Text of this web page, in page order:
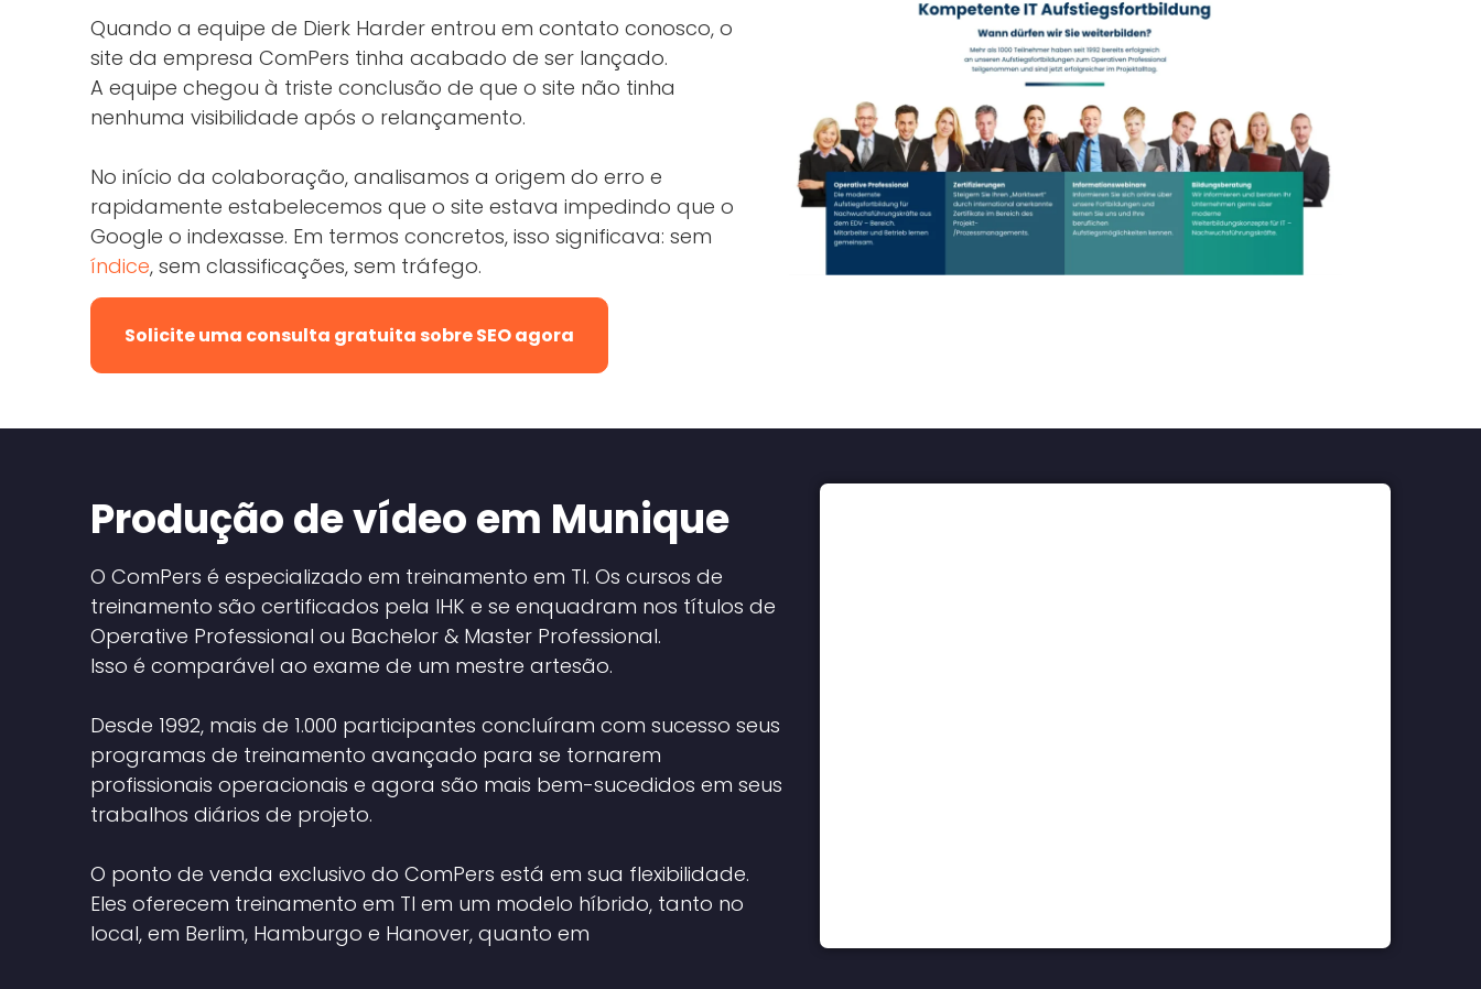
Quando a equipe de Dierk Harder entrou em contato conosco, o
site da empresa ComPers tinha acabado de ser lançado.
A equipe chegou à triste conclusão de que o site não tinha
nenhuma visibilidade após o relançamento.
No início da colaboração, analisamos a origem do erro e
rapidamente estabelecemos que o site estava impedindo que o
Google o indexasse. Em termos concretos, isso significava: sem
índice, sem classificações, sem tráfego.
Solicite uma consulta gratuita sobre SEO agora
Produção de vídeo em Munique
O ComPers é especializado em treinamento em TI. Os cursos de
treinamento são certificados pela IHK e se enquadram nos títulos de
Operative Professional ou Bachelor & Master Professional.
Isso é comparável ao exame de um mestre artesão.
Desde 1992, mais de 1.000 participantes concluíram com sucesso seus
programas de treinamento avançado para se tornarem
profissionais operacionais e agora são mais bem-sucedidos em seus
trabalhos diários de projeto.
O ponto de venda exclusivo do ComPers está em sua flexibilidade.
Eles oferecem treinamento em TI em um modelo híbrido, tanto no
local, em Berlim, Hamburgo e Hanover, quanto em